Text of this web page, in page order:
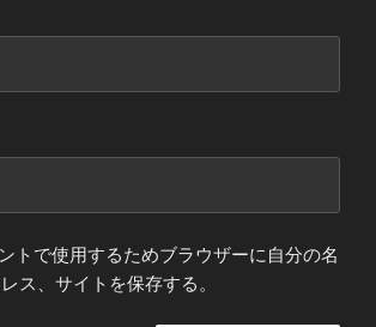
トで使用するためブラウザーに自分の名
ス、サイトを保存する。